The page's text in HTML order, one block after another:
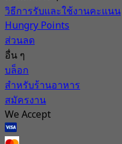
วิธีการรับและใช้งานคะแนน
Hungry Points
ส่วนลด
อื่น ๆ
บล็อก
สำหรับร้านอาหาร
สมัครงาน
We Accept